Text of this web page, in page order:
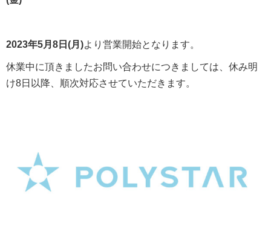
2023年5月8日(月)より営業開始となります。
休業中に頂きましたお問い合わせにつきましては、休み明
け8日以降、順次対応させていただきます。